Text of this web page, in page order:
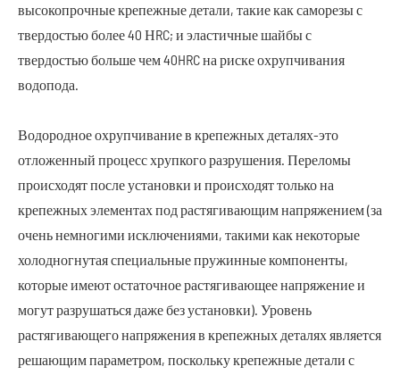
высокопрочные крепежные детали, такие как саморезы с
твердостью более 40 НRC; и эластичные шайбы с
твердостью больше чем 40HRC на риске охрупчивания
водопода.
Водородное охрупчивание в крепежных деталях-это
отложенный процесс хрупкого разрушения. Переломы
происходят после установки и происходят только на
крепежных элементах под растягивающим напряжением (за
очень немногими исключениями, такими как некоторые
холодногнутая специальные пружинные компоненты,
которые имеют остаточное растягивающее напряжение и
могут разрушаться даже без установки). Уровень
растягивающего напряжения в крепежных деталях является
решающим параметром, поскольку крепежные детали с